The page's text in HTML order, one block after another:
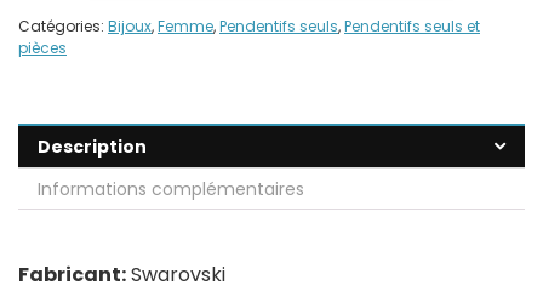
Catégories: Bijoux,Femme,Pendentifs seuls,Pendentifs seuls et
pièces
Description
Informations complémentaires
Fabricant:Swarovski